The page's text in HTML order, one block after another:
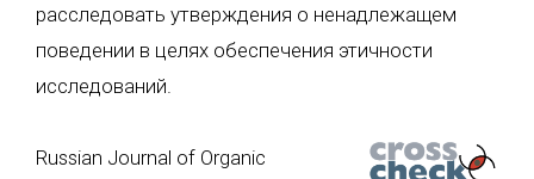
расследовать утверждения о ненадлежащем
поведении в целях обеспечения этичности
исследований.
Russian Journal of Organic